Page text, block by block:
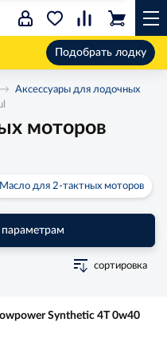
Подобрать лодку
Аксессуары для лодочных
моторов
Масло для 2-тактных моторов
сортировка
Synthetic 4T 0w40